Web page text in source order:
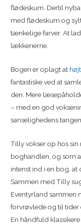
flødeskum. Dertil
med flødeskum og
tænkelige farver. At
lækkerierne.
Bogen er oplagt at
fantastiske ved at
den. Mere
– med en god
sanselighedens
Tilly vokser op hos
boghandlen, og som
intenst ind i en bog, at
Sammen med Tilly
Eventyrland sammen
forvrøvlede og til tider
En håndfuld